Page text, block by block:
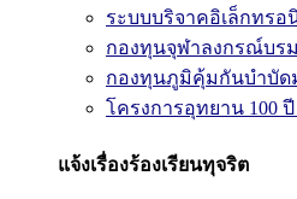
ระบบบริจาคอิเล็กทรอ
กองทุนจุฬาลงกรณ์บร
กองทุนภูมิคุ้มกันบำบัด
โครงการอุทยาน 100
แจ้งเรื่องร้องเรียนทุจริต